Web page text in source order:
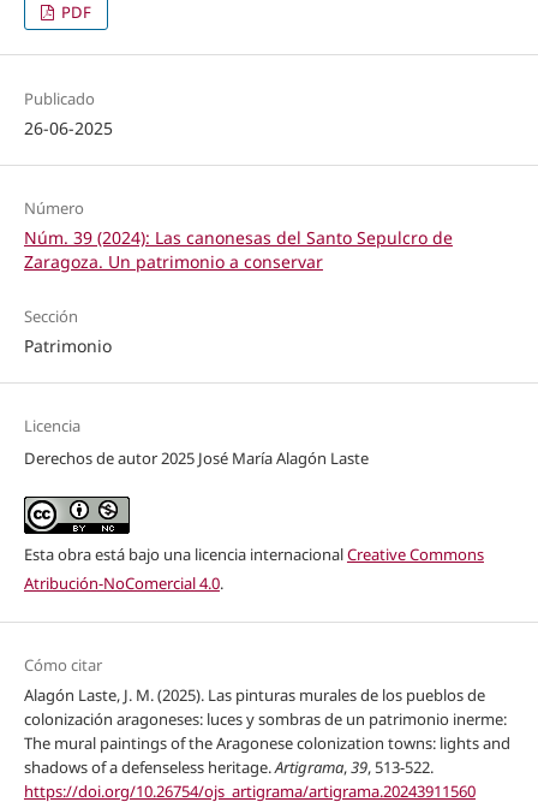
PDF
Publicado
26-06-2025
Número
Núm. 39 (2024): Las canonesas del Santo Sepulcro de
Zaragoza. Un patrimonio a conservar
Sección
Patrimonio
Licencia
Derechos de autor 2025 José María Alagón Laste
Esta obra está bajo una licencia internacionalCreative Commons
Atribución-NoComercial 4.0.
Cómo citar
Alagón Laste, J. M. (2025). Las pinturas murales de los pueblos de
colonización aragoneses: luces y sombras de un patrimonio inerme:
The mural paintings of the Aragonese colonization towns: lights and
shadows of a defenseless heritage.Artigrama,39, 513-522.
https://doi.org/10.26754/ojs_artigrama/artigrama.20243911560